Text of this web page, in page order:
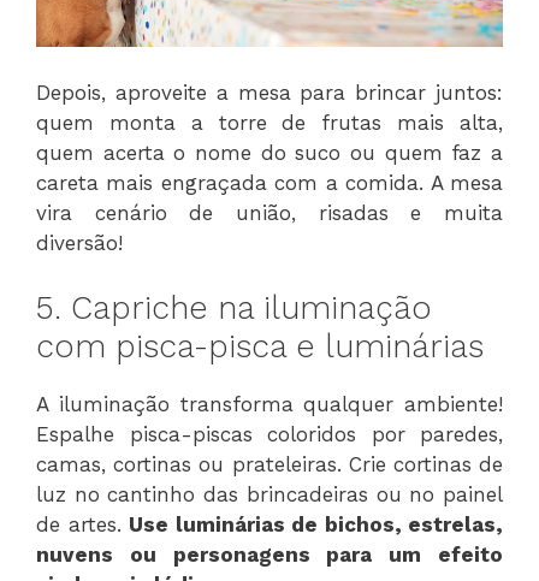
Depois, aproveite a mesa para brincar juntos:
quem monta a torre de frutas mais alta,
quem acerta o nome do suco ou quem faz a
careta mais engraçada com a comida. A mesa
vira cenário de união, risadas e muita
diversão!
5. Capriche na iluminação
com pisca-pisca e luminárias
A iluminação transforma qualquer ambiente!
Espalhe pisca-piscas coloridos por paredes,
camas, cortinas ou prateleiras. Crie cortinas de
luz no cantinho das brincadeiras ou no painel
de artes. Use luminárias de bichos, estrelas,
nuvens ou personagens para um efeito